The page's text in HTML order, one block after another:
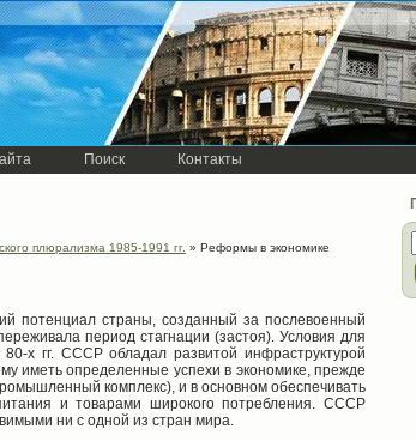
Поиск Контакты
плюрализма 1985-1991 гг. » Реформы в экономике
потенциал страны, созданный за послевоенный
период стагнации (застоя). Условия для
х гг. СССР обладал развитой инфраструктурой
иметь определенные успехи в экономике, прежде
комплекс), и в основном обеспечивать
и товарами широкого потребления. СССР
ни с одной из стран мира.